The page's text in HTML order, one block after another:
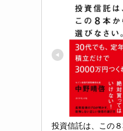
投資信託は、この